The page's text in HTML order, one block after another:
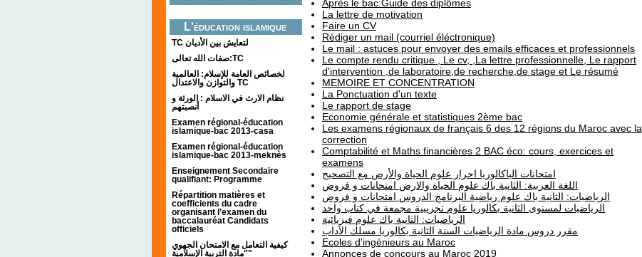
L'éducation islamique
TC لتعايش بين الأديان
صفات الله تعالى:TC
لخصائص العامة للإسلام: العالمية
والتوازن والاعتدال TC
نظام الارث في الاسلام : الورثة و
أنصبتهم
Examen régional-éducation
islamique-bac 2013-casa
Examen régional-éducation
islamique-bac 2013-meknès
Enseignement Secondaire
qualifiant: Programme
Répartition matières et
coefficients du cadre
organisant l’examen du
baccalauréat Candidats
officiels
كيفية التعامل مع الامتحان الجهوي
"مادة التربية الإسلامية"
Après le bac:Guide des diplômes
La lettre de motivation
Faire un CV
Rédiger un mail (courriel éléctronique)
Le mail : astuces pour envoyer des emails efficaces et professionnels
Le compte rendu critique , Le cv, ,La lettre professionnelle, Le rapport
d'intervention ,de laboratoire,de recherche,de stage et Le résumé
MEMOIRE ET CONCENTRATION
La Ponctuation d'un texte
Le rapport de stage
Economie générale et statistiques 2ème bac
Les examens régionaux de français 6 des 12 régions du Maroc avec la
correction
Comptabilité et Maths financières 2 BAC éco: cours, exercices et
examens
امتحانات الباكالوريا احرار علوم الحياة والأرض مع التصحيح
اللغة العربية: الثانية باك علوم الحياة والارض امتحانات و فروض
الرياضيات: الثانية باك علوم رياضية البرنامج الدروس امتحانات و فروض
الرياضيات لمستوى الثانية بكالوريا علوم تجريبية مجمعة في كتاب واحد
الرياضيات: الثانية باك علوم فيزيائية
مقرر دروس مادة الرياضيات السنة الثانية بكالوريا مسلك الآداب
Ecoles d'ingénieurs au Maroc
Annonces de concours au Maroc 2019